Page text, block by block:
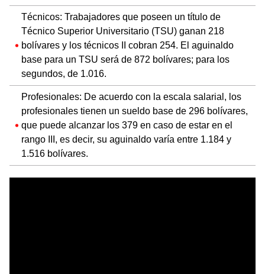
Técnicos: Trabajadores que poseen un título de
Técnico Superior Universitario (TSU) ganan 218
bolívares y los técnicos II cobran 254. El aguinaldo
base para un TSU será de 872 bolívares; para los
segundos, de 1.016.
Profesionales: De acuerdo con la escala salarial, los
profesionales tienen un sueldo base de 296 bolívares,
que puede alcanzar los 379 en caso de estar en el
rango III, es decir, su aguinaldo varía entre 1.184 y
1.516 bolívares.